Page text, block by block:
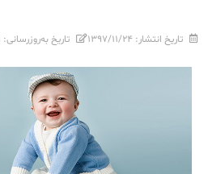
تاریخ انتشار: ۱۳۹۷/۱۱/۲۴ تاریخ به‌روزرسانی: